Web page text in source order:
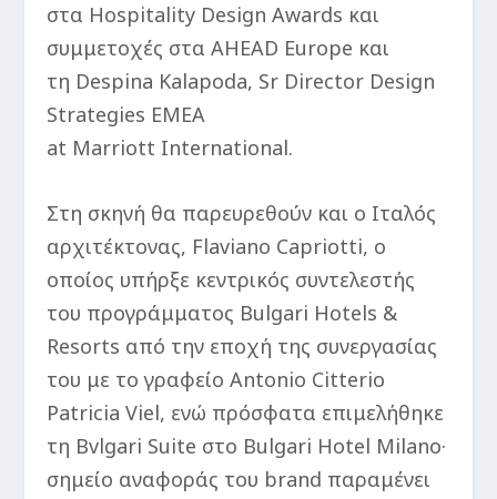
στα Hospitality Design Awards και
συμμετοχές στα AHEAD Europe και
τη Despina Kalapoda, Sr Director Design
Strategies EMEA
at Marriott International.
Στη σκηνή θα παρευρεθούν και ο Ιταλός
αρχιτέκτονας, Flaviano Capriotti, ο
οποίος υπήρξε κεντρικός συντελεστής
του προγράμματος Bulgari Hotels &
Resorts από την εποχή της συνεργασίας
του με το γραφείο Antonio Citterio
Patricia Viel, ενώ πρόσφατα επιμελήθηκε
τη Bvlgari Suite στο Bulgari Hotel Milano·
σημείο αναφοράς του brand παραμένει